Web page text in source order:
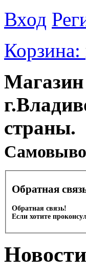
Вход
Корзина:
страны.
Обратная
Обратная связь!
Если хотите
Новости